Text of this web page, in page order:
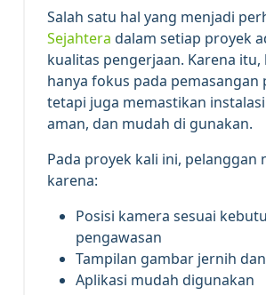
Salah satu hal yang menjadi
Sejahtera dalam setiap proyek
kualitas pengerjaan. Karena
hanya fokus pada pemasangan
tetapi juga memastikan
aman, dan mudah di gunakan.
Pada proyek kali ini, pelanggan
karena:
Posisi kamera sesuai
pengawasan
Tampilan gambar jernih
Aplikasi mudah digunakan